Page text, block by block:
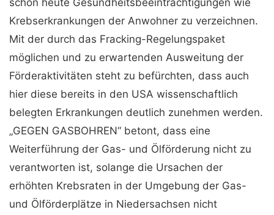
Krebserkrankungen der Anwohner zu verzeichnen.
Mit der durch das Fracking-Regelungspaket
möglichen und zu erwartenden Ausweitung der
Förderaktivitäten steht zu befürchten, dass auch
hier diese bereits in den USA wissenschaftlich
belegten Erkrankungen deutlich zunehmen werden.
„GEGEN GASBOHREN“ betont, dass eine
Weiterführung der Gas- und Ölförderung nicht zu
verantworten ist, solange die Ursachen der
erhöhten Krebsraten in der Umgebung der Gas-
und Ölförderplätze in Niedersachsen nicht